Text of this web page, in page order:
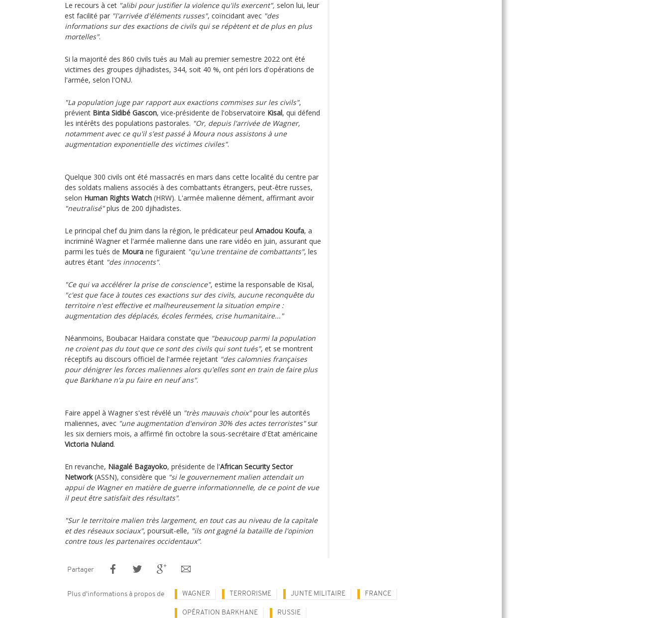
Le recours à cet "alibi pour justifier la violence qu'ils exercent", selon lui, leur
est facilité par "l'arrivée d'éléments russes", coïncidant avec "des
informations sur des exactions de civils qui se répètent et de plus en plus
mortelles".
Si la majorité des 860 civils tués au Mali au premier semestre 2022 ont été
victimes des groupes djihadistes, 344, soit 40 %, ont péri lors d'opérations de
l'armée, selon l'ONU.
"La population juge par rapport aux exactions commises sur les civils",
prévient Binta Sidibé Gascon, vice-présidente de l'observatoire Kisal, qui défend
les intérêts des populations pastorales. "Or, depuis l'arrivée de Wagner,
notamment avec ce qu'il s'est passé à Moura nous assistons à une
augmentation exponentielle des victimes civiles".
Quelque 300 civils ont été massacrés en mars dans cette localité du centre par
des soldats maliens associés à des combattants étrangers, peut-être russes,
selon Human Rights Watch (HRW). L'armée malienne dément, affirmant avoir
"neutralisé"plus de 200 djihadistes.
Le principal chef du Jnim dans la région, le prédicateur peul Amadou Koufa, a
incriminé Wagner et l'armée malienne dans une rare vidéo en juin, assurant que
parmi les tués de Moura ne figuraient "qu'une trentaine de combattants", les
autres étant "des innocents".
"Ce qui va accélérer la prise de conscience", estime la responsable de Kisal,
"c'est que face à toutes ces exactions sur des civils, aucune reconquête du
territoire n'est effective et malheureusement la situation empire :
augmentation des déplacés, écoles fermées, crise humanitaire..."
Néanmoins, Boubacar Haïdara constate que "beaucoup parmi la population
ne croient pas du tout que ce sont des civils qui sont tués", et se montrent
réceptifs au discours officiel de l'armée rejetant "des calomnies françaises
pour dénigrer les forces maliennes alors qu'elles sont en train de faire plus
que Barkhane n'a pu faire en neuf ans".
Faire appel à Wagner s'est révélé un "très mauvais choix"pour les autorités
maliennes, avec "une augmentation d'environ 30% des actes terroristes"sur
les six derniers mois, a affirmé fin octobre la sous-secrétaire d'Etat américaine
Victoria Nuland.
En revanche, Niagalé Bagayoko, présidente de l'African Security Sector
Network(ASSN), considère que "si le gouvernement malien attendait un
appui de Wagner en matière de guerre informationnelle, de ce point de vue
il peut être satisfait des résultats".
"Sur le territoire malien très largement, en tout cas au niveau de la capitale
et des réseaux sociaux", poursuit-elle, "ils ont gagné la bataille de l'opinion
contre tous les partenaires occidentaux".
Partager
Plus d'informations à propos de WAGNER TERRORISME JUNTE MILITAIRE FRANCE
OPÉRATION BARKHANE RUSSIE